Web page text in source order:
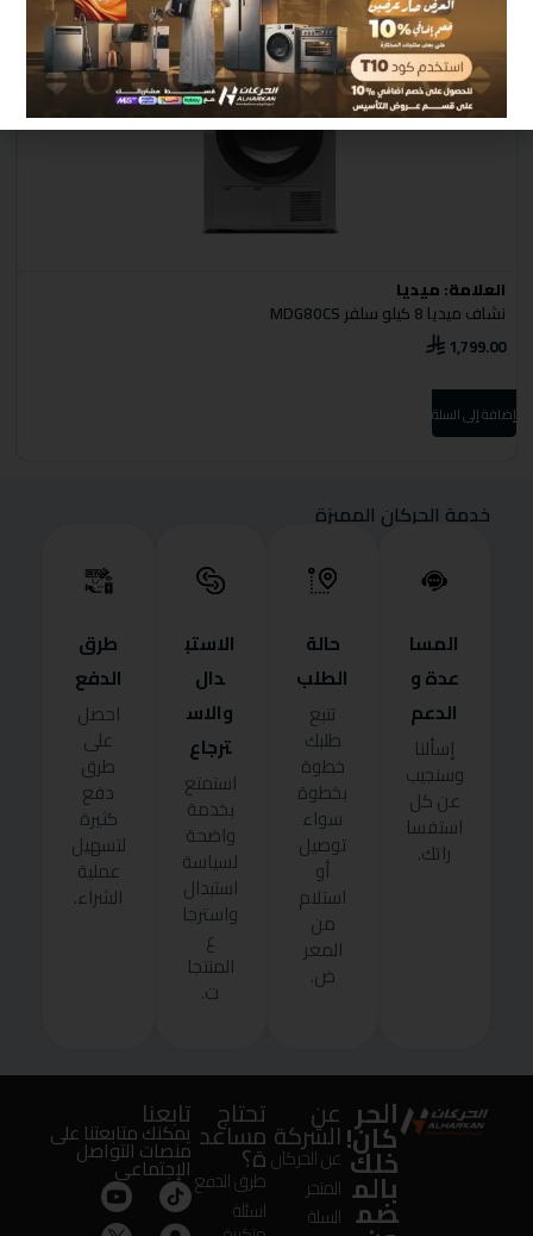
العلامة:ميديا
نشاف ميديا 8 كيلو سلفر MDG80CS
1,799.00
إضافة إلى السلة
خدمة الحركان المميزة
المسا
عدة و
الدعم
إسألنا
وسنجيب
عن كل
استفسا
راتك.
حالة
الطلب
تتبع
طلبك
خطوة
بخطوة
سواء
توصيل
أو
استلام
من
المعر
ض.
الاستب
دال
والاس
ترجاع
استمتع
بخدمة
واضحة
لسياسة
استبدال
واسترجا
ع
المنتجا
ت.
طرق
الدفع
احصل
على
طرق
دفع
كثيرة
لتسهيل
عملية
الشراء.
الحر
كان!
خلك
بالم
ضم
عن
الشركة
عن الحركان
المتجر
السلة
تحتاج
مساعد
ة؟
طرق الدفع
اسئلة
تابعنا
يمكنك متابعتنا على
منصات التواصل
الإجتماعى